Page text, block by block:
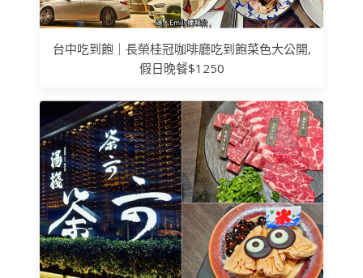
台中吃到飽｜長榮桂冠咖啡廳吃到飽菜色大公開,
假日晚餐$1250